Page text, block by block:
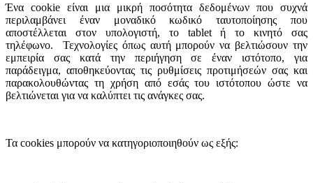
Ένα cookie είναι μια μικρή ποσότητα δεδομένων που συχνά
περιλαμβάνει έναν μοναδικό κωδικό ταυτοποίησης που
αποστέλλεται στον υπολογιστή, το tablet ή το κινητό σας
τηλέφωνο. Τεχνολογίες όπως αυτή μπορούν να βελτιώσουν την
εμπειρία σας κατά την περιήγηση σε έναν ιστότοπο, για
παράδειγμα, αποθηκεύοντας τις ρυθμίσεις προτιμήσεών σας και
παρακολουθώντας τη χρήση από εσάς του ιστότοπου ώστε να
βελτιώνεται για να καλύπτει τις ανάγκες σας.
Τα cookies μπορούν να κατηγοριοποιηθούν ως εξής: